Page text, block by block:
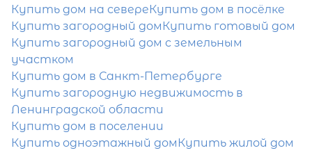
Мы поможем подобрать
сжатые сроки
Отправить заявку
Купить дом на севере Купить дом в посёлке
Купить загородный дом Купить готовый дом
Купить загородный дом с земельным
участком
Купить дом в Санкт-Петербурге
Купить загородную недвижимость в
Ленинградской области
Купить дом в поселении
Купить одноэтажный дом Купить жилой дом